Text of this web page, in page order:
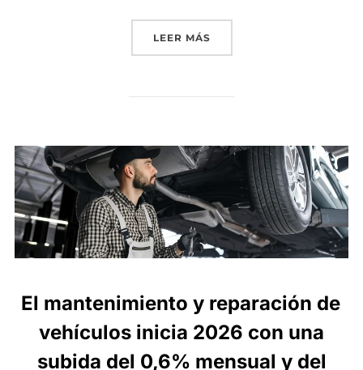
LEER MÁS«LOS TALLERES DE
El mantenimiento y reparación de
vehículos inicia 2026 con una
subida del 0,6% mensual y del